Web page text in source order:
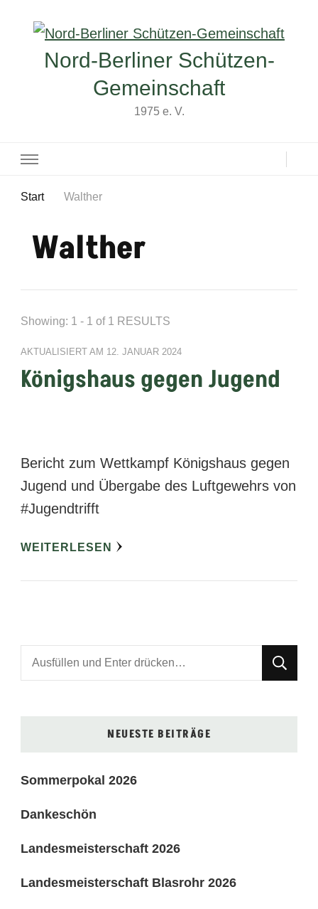
Nord-Berliner Schützen-
Gemeinschaft
1975 e. V.
Start Walther
Walther
Showing: 1 - 1 of 1 RESULTS
AKTUALISIERT AM 12. JANUAR 2024
Königshaus gegen Jugend
Bericht zum Wettkampf Königshaus gegen
Jugend und Übergabe des Luftgewehrs von
#Jugendtrifft
WEITERLESEN
Suchst
du
NEUESTE BEITRÄGE
Sommerpokal 2026
Dankeschön
Landesmeisterschaft 2026
Landesmeisterschaft Blasrohr 2026